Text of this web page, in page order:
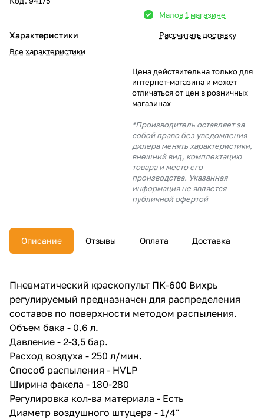
Характеристики
Все характеристики
Малов 1 магазине
Рассчитать доставку
Цена действительна только для
интернет-магазина и может
отличаться от цен в розничных
магазинах
*Производитель оставляет за
собой право без уведомления
дилера менять характеристики,
внешний вид, комплектацию
товара и место его
производства. Указанная
информация не является
публичной офертой
Описание Отзывы Оплата Доставка
Пневматический краскопульт ПК-600 Вихрь
регулируемый предназначен для распределения
составов по поверхности методом распыления.
Объем бака - 0.6 л.
Давление - 2-3,5 бар.
Расход воздуха - 250 л/мин.
Способ распыления - HVLP
Ширина факела - 180-280
Регулировка кол-ва материала - Есть
Диаметр воздушного штуцера - 1/4"
в корзину
Оплачивайте сегодня только
% картой любого банка
выбранный способом
% будут
с вашей карты
каждые 2 недели
недели
Остались вопросы?
8 800 302-02-51
plait.ru